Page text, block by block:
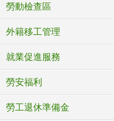
勞動檢查區
外籍移工管理
就業促進服務
勞安福利
勞工退休準備金